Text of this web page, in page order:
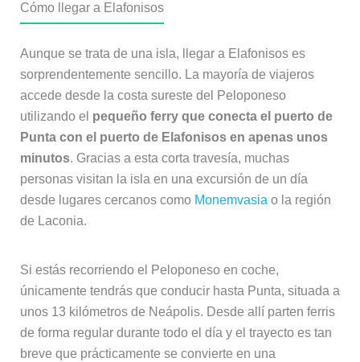
Cómo llegar a Elafonisos
Aunque se trata de una isla, llegar a Elafonisos es
sorprendentemente sencillo. La mayoría de viajeros
accede desde la costa sureste del Peloponeso
utilizando el pequeño ferry que conecta el puerto de
Punta con el puerto de Elafonisos en apenas unos
minutos. Gracias a esta corta travesía, muchas
personas visitan la isla en una excursión de un día
desde lugares cercanos como Monemvasia o la región
de Laconia.
Si estás recorriendo el Peloponeso en coche,
únicamente tendrás que conducir hasta Punta, situada a
unos 13 kilómetros de Neápolis. Desde allí parten ferris
de forma regular durante todo el día y el trayecto es tan
breve que prácticamente se convierte en una